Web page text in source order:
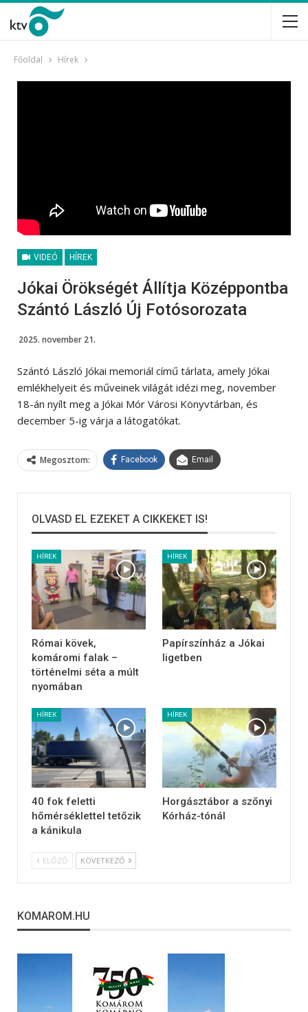
Főoldal Hírek
VIDEÓ HÍREK
Jókai Örökségét Állítja Középpontba
Szántó László Új Fotósorozata
2025. november 21.
Szántó László Jókai memoriál című tárlata, amely Jókai
emlékhelyeit és műveinek világát idézi meg, november
18-án nyílt meg a Jókai Mór Városi Könyvtárban, és
december 5-ig várja a látogatókat.
Megosztom: Facebook Email
OLVASD EL EZEKET A CIKKEKET IS!
HÍREK
Római kövek,
komáromi falak –
történelmi séta a múlt
nyomában
HÍREK
Papírszínház a Jókai
ligetben
HÍREK
40 fok feletti
hőmérséklettel tetőzik
a kánikula
HÍREK
Horgásztábor a szőnyi
Kórház-tónál
ELŐZŐ KÖVETKEZŐ
KOMAROM.HU